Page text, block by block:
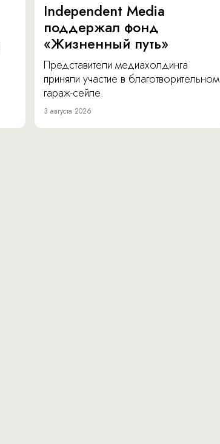
Independent Media
поддержал фонд
«Жизненный путь»
Представители медиахолдинга
приняли участие в благотворительном
гараж-сейле.
3 августа 2026